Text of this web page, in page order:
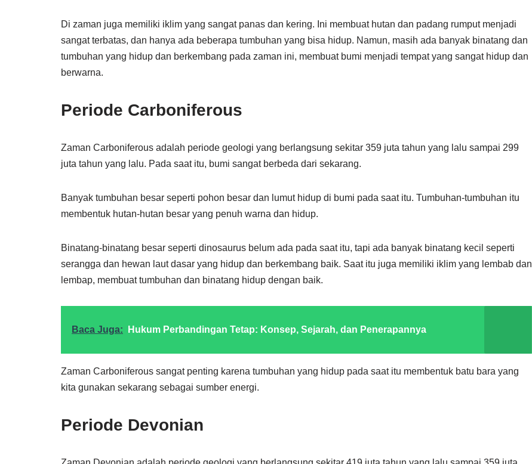
Di zaman juga memiliki iklim yang sangat panas dan kering. Ini membuat hutan dan padang rumput menjadi
sangat terbatas, dan hanya ada beberapa tumbuhan yang bisa hidup. Namun, masih ada banyak binatang dan
tumbuhan yang hidup dan berkembang pada zaman ini, membuat bumi menjadi tempat yang sangat hidup dan
berwarna.
Periode Carboniferous
Zaman Carboniferous adalah periode geologi yang berlangsung sekitar 359 juta tahun yang lalu sampai 299
juta tahun yang lalu. Pada saat itu, bumi sangat berbeda dari sekarang.
Banyak tumbuhan besar seperti pohon besar dan lumut hidup di bumi pada saat itu. Tumbuhan-tumbuhan itu
membentuk hutan-hutan besar yang penuh warna dan hidup.
Binatang-binatang besar seperti dinosaurus belum ada pada saat itu, tapi ada banyak binatang kecil seperti
serangga dan hewan laut dasar yang hidup dan berkembang baik. Saat itu juga memiliki iklim yang lembab dan
lembap, membuat tumbuhan dan binatang hidup dengan baik.
Baca Juga: Hukum Perbandingan Tetap: Konsep, Sejarah, dan Penerapannya
Zaman Carboniferous sangat penting karena tumbuhan yang hidup pada saat itu membentuk batu bara yang
kita gunakan sekarang sebagai sumber energi.
Periode Devonian